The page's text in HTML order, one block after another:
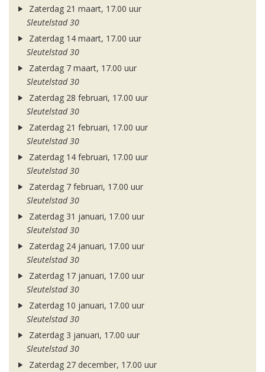
Zaterdag 21 maart, 17.00 uur
Sleutelstad 30
Zaterdag 14 maart, 17.00 uur
Sleutelstad 30
Zaterdag 7 maart, 17.00 uur
Sleutelstad 30
Zaterdag 28 februari, 17.00 uur
Sleutelstad 30
Zaterdag 21 februari, 17.00 uur
Sleutelstad 30
Zaterdag 14 februari, 17.00 uur
Sleutelstad 30
Zaterdag 7 februari, 17.00 uur
Sleutelstad 30
Zaterdag 31 januari, 17.00 uur
Sleutelstad 30
Zaterdag 24 januari, 17.00 uur
Sleutelstad 30
Zaterdag 17 januari, 17.00 uur
Sleutelstad 30
Zaterdag 10 januari, 17.00 uur
Sleutelstad 30
Zaterdag 3 januari, 17.00 uur
Sleutelstad 30
Zaterdag 27 december, 17.00 uur